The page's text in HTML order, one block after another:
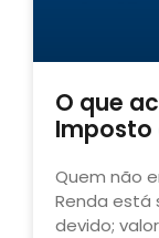
O que
Imposto
Quem não
Renda está
devido;